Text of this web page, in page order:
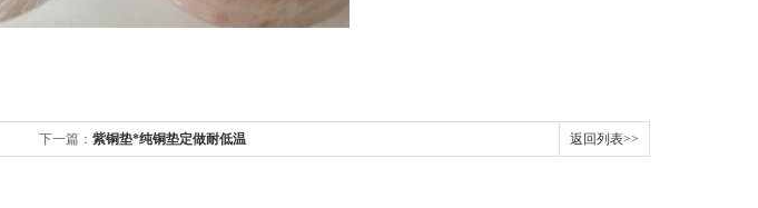
下一篇： 紫铜垫*纯铜垫定做耐低温 返回列表>>